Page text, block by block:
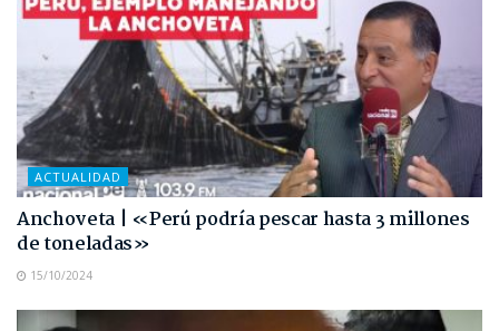
ACTUALIDAD
Anchoveta | «Perú podría pescar hasta 3 millones
de toneladas»
15/10/2024